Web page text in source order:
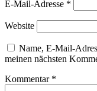
E-Mail-Adresse *
Website
Name, E-Mail-
meinen nächsten
Kommentar *